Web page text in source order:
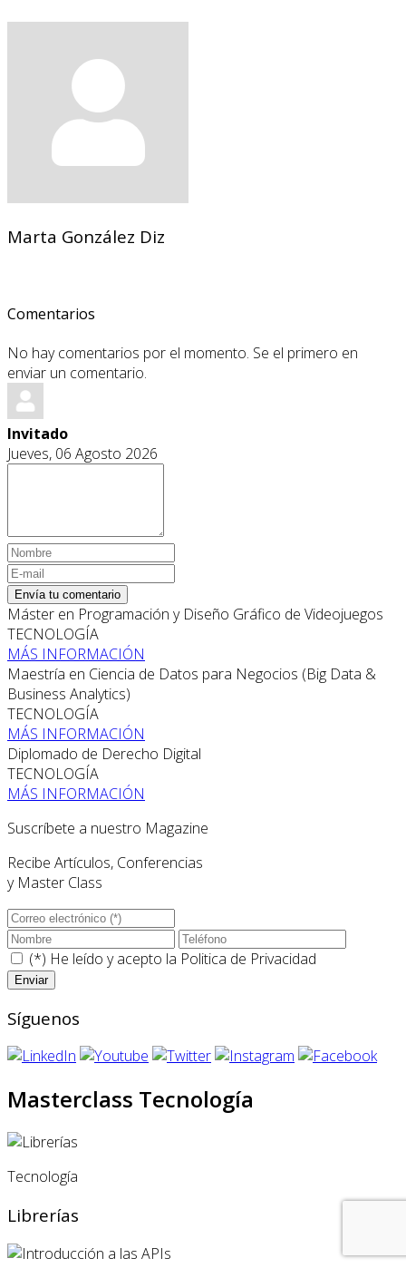
Marta González Diz
Comentarios
No hay comentarios por el momento. Se el primero en
enviar un comentario.
Invitado
Jueves, 06 Agosto 2026
Envía tu comentario
Máster en Programación y Diseño Gráfico de Videojuegos
TECNOLOGÍA
MÁS INFORMACIÓN
Maestría en Ciencia de Datos para Negocios (Big Data &
Business Analytics)
TECNOLOGÍA
MÁS INFORMACIÓN
Diplomado de Derecho Digital
TECNOLOGÍA
MÁS INFORMACIÓN
Suscríbete a nuestro Magazine
Recibe Artículos, Conferencias
y Master Class
(*) He leído y acepto la Politica de Privacidad
Síguenos
Masterclass Tecnología
Tecnología
Librerías